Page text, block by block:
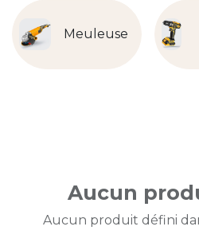
Meuleuse
Aucun
Aucun produit défini